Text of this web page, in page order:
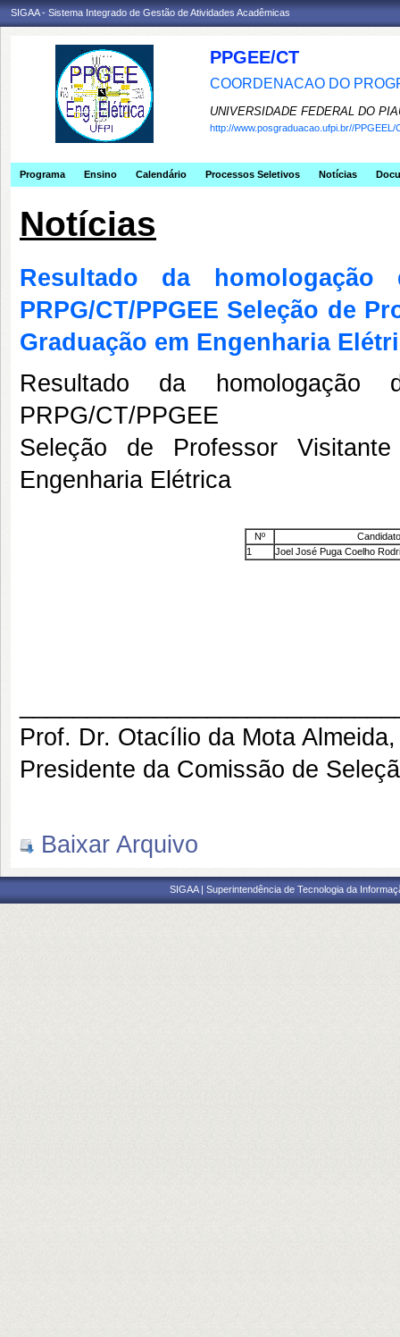
SIGAA - Sistema Integrado de Gestão de Atividades Acadêmicas
PPGEE/CT
COORDENACAO DO
UNIVERSIDADE FEDERAL DO
http://www.posgraduacao.ufpi.br//PPGEEL/
Programa Ensino Calendário Processos Seletivos Notícias
Notícias
Resultado da
PRPG/CT/PPGEE Seleção de
Graduação em Engenharia
Resultado da
PRPG/CT/PPGEE
Seleção de Professor
Engenharia Elétrica
Nº
Candidato
1
Joel José Puga Coelho
Prof. Dr. Otacílio da Mota Almeida,
Presidente da Comissão de
Baixar Arquivo
SIGAA | Superintendência de Tecnologia da